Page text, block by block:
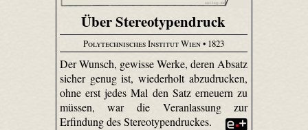
Über Stereotypendruck
Polytechnisches Institut Wien• 1823
Der Wunsch, gewisse Werke, deren Absatz
sicher genug ist, wiederholt abzudrucken,
ohne erst jedes Mal den Satz erneuern zu
müssen, war die Veranlassung zur
Erfindung des Stereotypendruckes.